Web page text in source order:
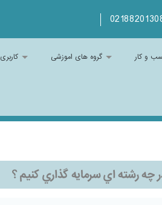
و کار گروه های اموزشی کاربری
چه رشته اي سرمايه گذاري كنيم ؟